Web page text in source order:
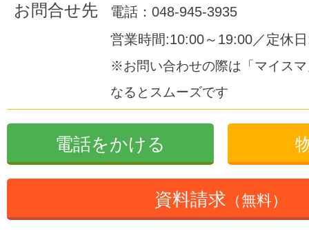
お問合せ先
電話：048-945-3935
営業時間:10:00～19:00／定休
※お問い合わせの際は「マイス
なるとスムーズです
電話をかける
資料請求 （無料）